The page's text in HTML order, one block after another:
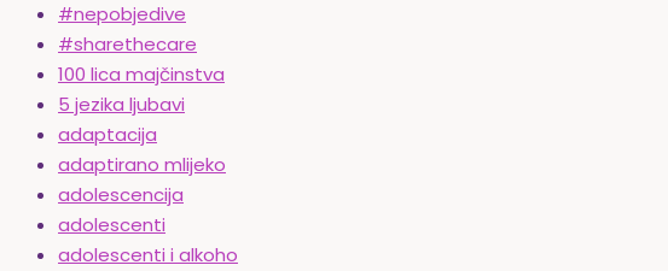
#nepobjedive
#sharethecare
100 lica majčinstva
5 jezika ljubavi
adaptacija
adaptirano mlijeko
adolescencija
adolescenti
adolescenti i alkoho